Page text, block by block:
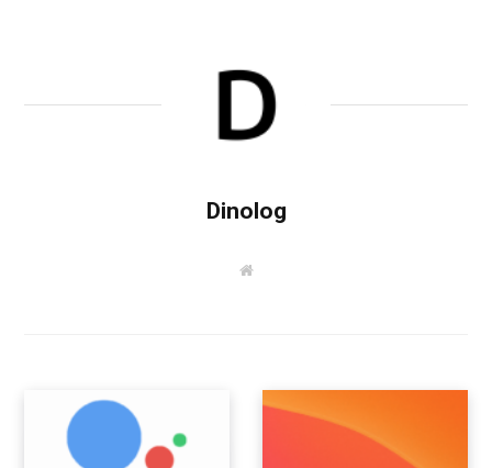
Dinolog
W